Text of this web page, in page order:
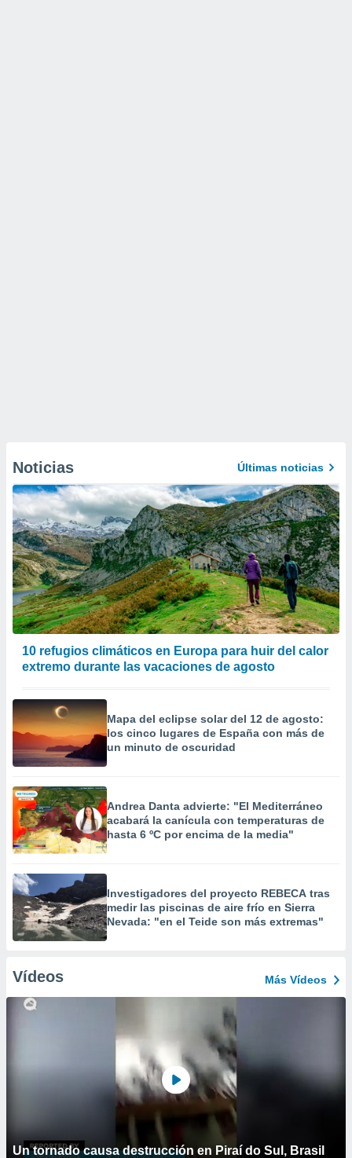
Noticias Últimas noticias
10 refugios climáticos en Europa para huir del calor
extremo durante las vacaciones de agosto
Mapa del eclipse solar del 12 de agosto:
los cinco lugares de España con más de
un minuto de oscuridad
Andrea Danta advierte: "El Mediterráneo
acabará la canícula con temperaturas de
hasta 6 ºC por encima de la media"
Investigadores del proyecto REBECA tras
medir las piscinas de aire frío en Sierra
Nevada: "en el Teide son más extremas"
Vídeos Más Vídeos
Un tornado causa destrucción en Piraí do Sul, Brasil